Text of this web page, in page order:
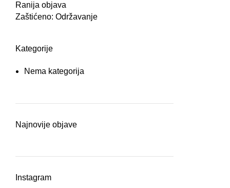
Ranija objava
Zaštićeno: Održavanje
Kategorije
Nema kategorija
Najnovije objave
Instagram